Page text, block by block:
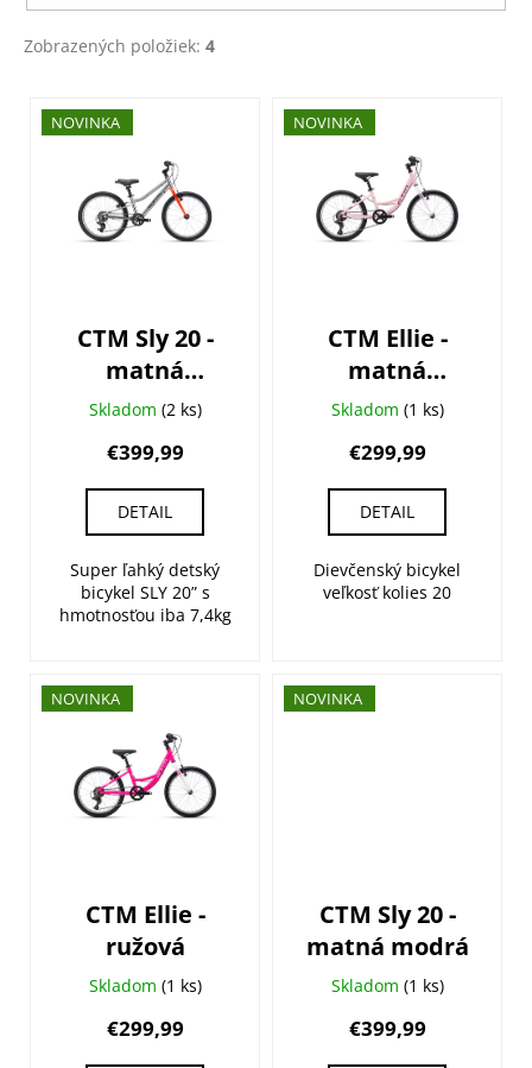
Zobrazených položiek: 4
V NOVINKA
CTM Sly 20 -
matná
strieborná
Skladom (2 ks)
€399,99
DETAIL
Super ľahký detský
bicykel SLY 20” s
hmotnosťou iba 7,4kg
NOVINKA
CTM Ellie -
matná
svetloružová
Skladom (1 ks)
€299,99
DETAIL
Dievčenský bicykel
veľkosť kolies 20
NOVINKA
CTM Ellie -
ružová
Skladom (1 ks)
€299,99
NOVINKA
CTM Sly 20 -
matná modrá
Skladom (1 ks)
€399,99